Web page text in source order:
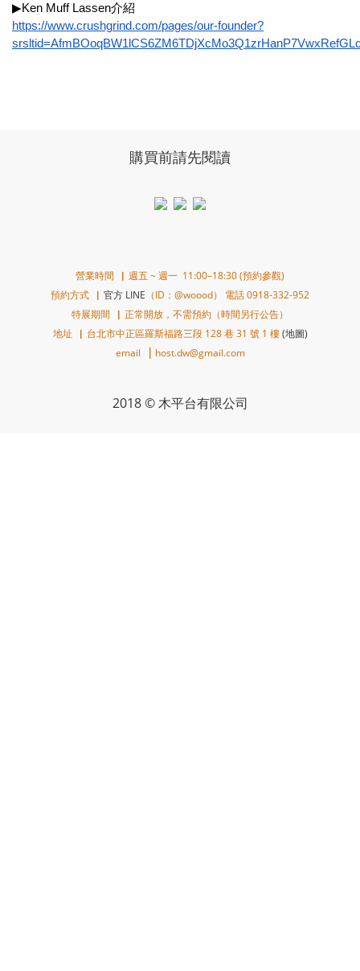
▶Ken Muff Lassen介紹
https://www.crushgrind.com/pages/our-founder?
購買前請先閱讀
營業時間▕ 週五 ~ 週一 11:00–18:30 (預約參觀)
預約方式▕ 官方 LINE （ID：@woood） 電話 0918-332-952
特展期間▕ 正常開放，不需預約（時間另行公告）
地址▕ 台北市中正區羅斯福路三段 128 巷 31 號 1 樓(地圖)
email ▕ host.dw@gmail.com
2018 © 木平台有限公司